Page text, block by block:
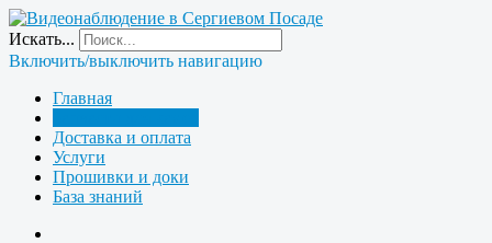
Искать...
Включить/выключить навигацию
Главная
Доставка и оплата
Услуги
Прошивки и доки
База знаний